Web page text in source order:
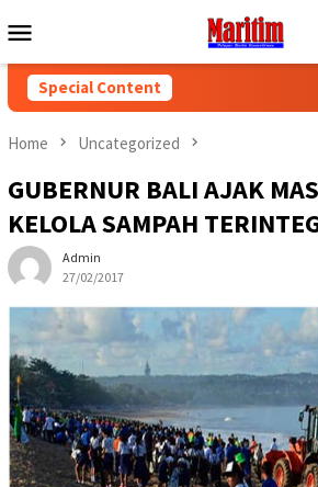
to
Menu
Special Content
Home Uncategorized
GUBERNUR BALI AJAK
KELOLA SAMPAH
Admin
27/02/2017